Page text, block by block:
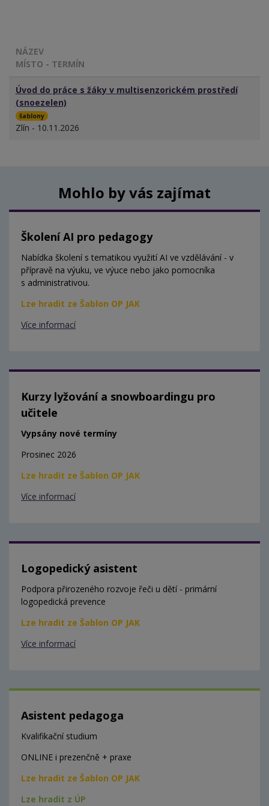
NÁZEV
MÍSTO - TERMÍN
Úvod do práce s žáky v multisenzorickém prostředí
(snoezelen)
šablony
Zlín - 10.11.2026
Mohlo by vás zajímat
Školení AI pro pedagogy
Nabídka školení s tematikou využití AI ve vzdělávání - v
přípravě na výuku, ve výuce nebo jako pomocníka
s administrativou.
Lze hradit ze Šablon OP JAK
Více informací
Kurzy lyžování a snowboardingu pro
učitele
Vypsány nové termíny
Prosinec 2026
Lze hradit ze Šablon OP JAK
Více informací
Logopedický asistent
Podpora přirozeného rozvoje řeči u dětí - primární
logopedická prevence
Lze hradit ze Šablon OP JAK
Více informací
Asistent pedagoga
Kvalifikační studium
ONLINE i prezenčně + praxe
Lze hradit ze Šablon OP JAK
Lze hradit z ÚP